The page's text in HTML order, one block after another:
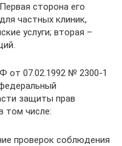
сторона его
частных клиник,
услуги; вторая –
от 07.02.1992 № 2300-1
защиты прав
том числе:
проверок соблюдения